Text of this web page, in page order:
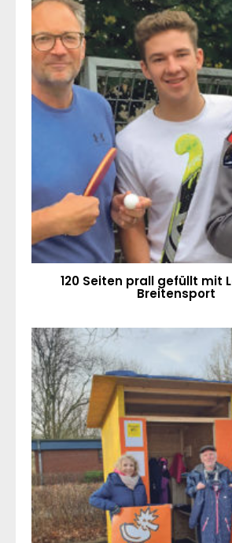
120 Seiten prall gefüllt mit
Breitensport